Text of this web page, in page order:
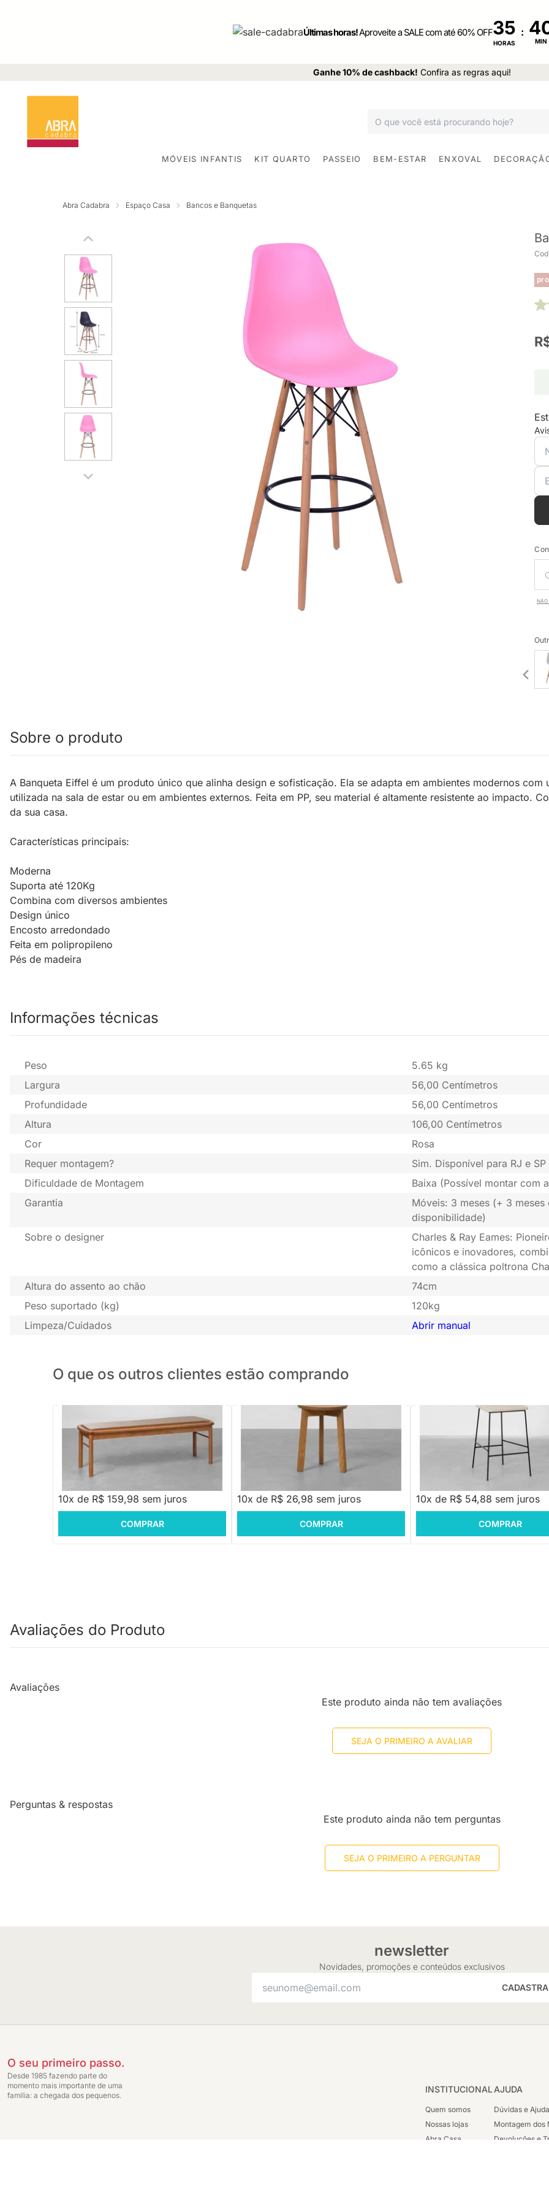
Últimas horas!Aproveite a SALE com até 60% OFF35
HORAS
:
MIN
Ganhe 10% de cashback! Confira as regras aqui!
MÓVEIS INFANTIS KIT QUARTO PASSEIO BEM-ESTAR ENXOVAL
Abra Cadabra Espaço Casa Bancos e Banquetas
NÃO
Sobre o produto
A Banqueta Eiffel é um produto único que alinha design e sofisticação. Ela se adapta em ambientes modernos
utilizada na sala de estar ou em ambientes externos. Feita em PP, seu material é altamente resistente ao impacto.
da sua casa.
Características principais:
Moderna
Suporta até 120Kg
Combina com diversos ambientes
Design único
Encosto arredondado
Feita em polipropileno
Pés de madeira
Informações técnicas
Peso
5.65 kg
Largura
56,00 Centímetros
Profundidade
56,00 Centímetros
Altura
106,00 Centímetros
Cor
Rosa
Requer montagem?
Sim. Disponível para RJ e
Dificuldade de Montagem
Baixa (Possível montar com
Garantia
Móveis: 3 meses (+ 3
disponibilidade)
Sobre o designer
Charles & Ray Eames:
icônicos e inovadores,
como a clássica poltrona
Altura do assento ao chão
74cm
Peso suportado (kg)
120kg
Limpeza/Cuidados
Abrir manual
O que os outros clientes estão comprando
PRONTA ENTREGA
Banco Frame 3 Lugares Estofando
Canela - 1,44cm
10x de R$ 159,98 sem juros
COMPRAR
Banco Obi - Mate
10x de R$ 26,98 sem juros
COMPRAR
PRONTA ENTREGA
Banqueta Média Lunes Palha -
10x de R$ 54,88 sem juros
COMPRAR
Avaliações do Produto
Avaliações
Este produto ainda não tem avaliações
SEJA O PRIMEIRO A AVALIAR
Perguntas & respostas
Este produto ainda não tem perguntas
SEJA O PRIMEIRO A PERGUNTAR
newsletter
Novidades, promoções e conteúdos exclusivos
O seu primeiro passo.
Desde 1985 fazendo parte do
momento mais importante de uma
família: a chegada dos pequenos.
INSTITUCIONAL
Quem somos
Nossas lojas
Abra Casa
AJUDA
Dúvidas e
Montagem dos
Devoluções e